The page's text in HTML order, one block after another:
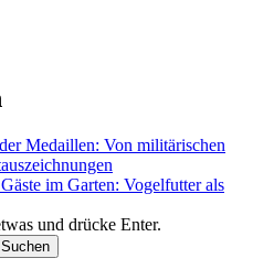
Medaillen: Von militärischen
im Garten: Vogelfutter als
und drücke Enter.